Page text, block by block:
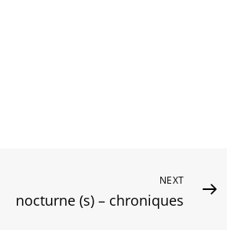
NEXT
nocturne (s) – chroniques